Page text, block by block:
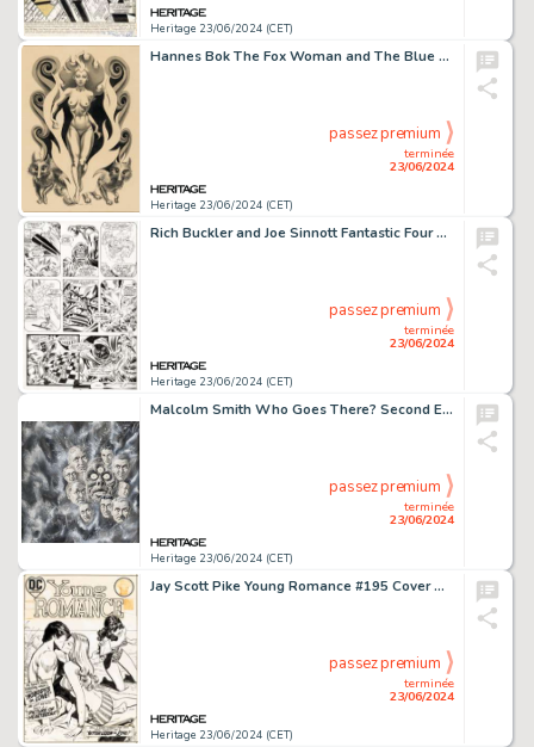
Heritage 23/06/2024 (CET)
Hannes Bok The Fox Woman and The Blue Pagoda Novel Interior Illustration Original Art (New Collectors Group, 1946).
Heritage 23/06/2024 (CET)
terminée
23/06/2024
passez premium
Rich Buckler and Joe Sinnott Fantastic Four #156 Story Page 2 Dr. Doom Original Art (Marvel, 1975).
Heritage 23/06/2024 (CET)
terminée
23/06/2024
passez premium
Malcolm Smith Who Goes There? Second Edition Cover Illustration Original Art (Shasta, 1951).
Heritage 23/06/2024 (CET)
terminée
23/06/2024
passez premium
Jay Scott Pike Young Romance #195 Cover Original Art (DC, 1973).
Heritage 23/06/2024 (CET)
terminée
23/06/2024
passez premium